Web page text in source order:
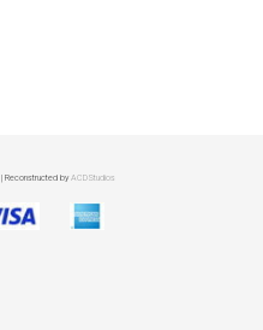
| Reconstructed byACDStudios